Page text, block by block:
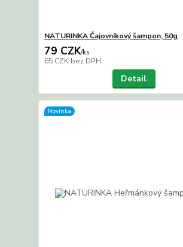
NATURINKA Čajovníkový šampon, 50g
79 CZK/ks
65 CZK bez DPH
Detail
Novinka